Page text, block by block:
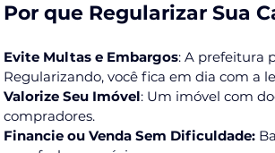
Por que Regularizar Sua
Evite Multas e Embargos: A prefeitura
Regularizando, você fica em dia com a
Valorize Seu Imóvel: Um imóvel com
compradores.
Financie ou Venda Sem Dificuldade: